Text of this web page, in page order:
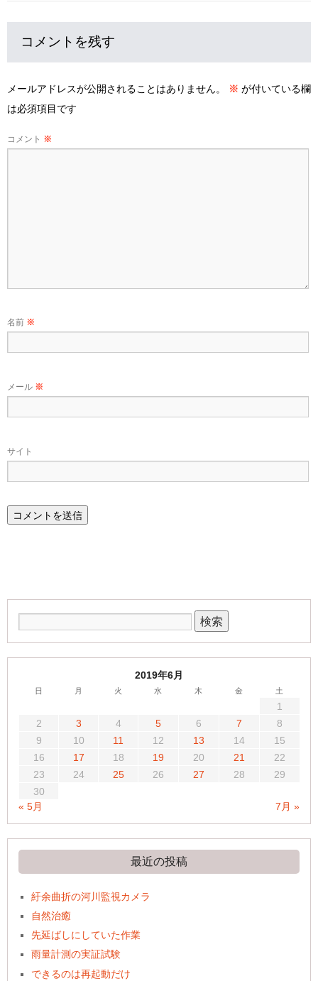
コメントを残す
メールアドレスが公開されることはありません。 ※ が付いている欄
は必須項目です
コメント ※
名前 ※
メール ※
サイト
2019年6月
日 月 火 水 木 金 土
1
2
3 4 5 6 7
8
9
10 11 12 13 14
15
16
17 18 19 20 21
22
23
24 25 26 27 28
29
30
« 5月
7月 »
最近の投稿
紆余曲折の河川監視カメラ
自然治癒
先延ばしにしていた作業
雨量計測の実証試験
できるのは再起動だけ